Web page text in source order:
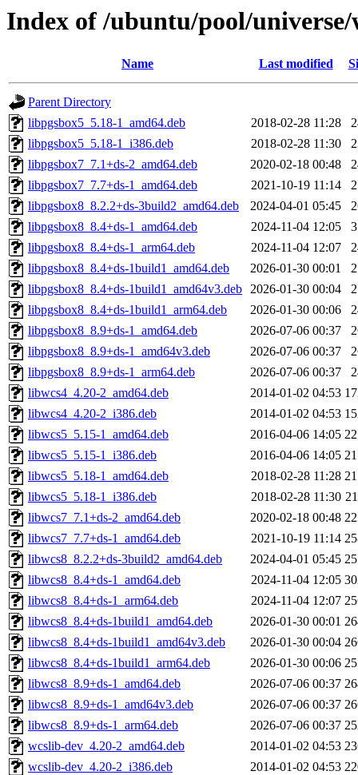
Index of /ubuntu/pool/
Name Last modified
Parent Directory
libpgsbox5_5.18-1_amd64.deb
2018-02-28 11:28
libpgsbox5_5.18-1_i386.deb
2018-02-28 11:30
libpgsbox7_7.1+ds-2_amd64.deb
2020-02-18 00:48
libpgsbox7_7.7+ds-1_amd64.deb
2021-10-19 11:14
libpgsbox8_8.2.2+ds-3build2_amd64.deb
2024-04-01 05:45
libpgsbox8_8.4+ds-1_amd64.deb
2024-11-04 12:05
libpgsbox8_8.4+ds-1_arm64.deb
2024-11-04 12:07
libpgsbox8_8.4+ds-1build1_amd64.deb
2026-01-30 00:01
libpgsbox8_8.4+ds-1build1_amd64v3.deb 2026-01-30 00:04
libpgsbox8_8.4+ds-1build1_arm64.deb
2026-01-30 00:06
libpgsbox8_8.9+ds-1_amd64.deb
2026-07-06 00:37
libpgsbox8_8.9+ds-1_amd64v3.deb
2026-07-06 00:37
libpgsbox8_8.9+ds-1_arm64.deb
2026-07-06 00:37
libwcs4_4.20-2_amd64.deb
2014-01-02 04:53
libwcs4_4.20-2_i386.deb
2014-01-02 04:53
libwcs5_5.15-1_amd64.deb
2016-04-06 14:05
libwcs5_5.15-1_i386.deb
2016-04-06 14:05
libwcs5_5.18-1_amd64.deb
2018-02-28 11:28
libwcs5_5.18-1_i386.deb
2018-02-28 11:30
libwcs7_7.1+ds-2_amd64.deb
2020-02-18 00:48
libwcs7_7.7+ds-1_amd64.deb
2021-10-19 11:14
libwcs8_8.2.2+ds-3build2_amd64.deb
2024-04-01 05:45
libwcs8_8.4+ds-1_amd64.deb
2024-11-04 12:05
libwcs8_8.4+ds-1_arm64.deb
2024-11-04 12:07
libwcs8_8.4+ds-1build1_amd64.deb
2026-01-30 00:01
libwcs8_8.4+ds-1build1_amd64v3.deb
2026-01-30 00:04
libwcs8_8.4+ds-1build1_arm64.deb
2026-01-30 00:06
libwcs8_8.9+ds-1_amd64.deb
2026-07-06 00:37
libwcs8_8.9+ds-1_amd64v3.deb
2026-07-06 00:37
libwcs8_8.9+ds-1_arm64.deb
2026-07-06 00:37
wcslib-dev_4.20-2_amd64.deb
2014-01-02 04:53
wcslib-dev_4.20-2_i386.deb
2014-01-02 04:53